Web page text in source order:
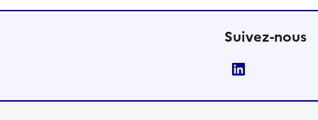
Suivez-nous